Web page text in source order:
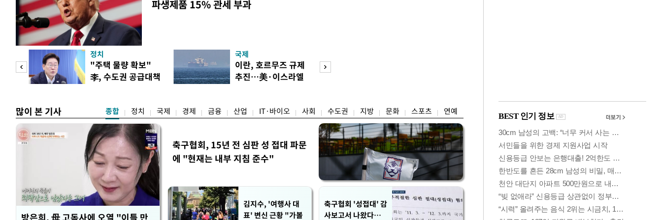
파생제품 15% 관세 부과
정치
"주택 물량 확보"
李, 수도권 공급대책
국제
이란, 호르무즈 규제
추진…美·이스라엘
많이 본 기사 종합 정치 국제 경제 금융 산업 IT·바이오 사회 수도권 지방 문화 스포츠 연예
방은희, 母 고독사에 오열 "이틀 만
축구협회, 15년 전 심판 성 접대 파문
에 "현재는 내부 지침 준수"
김지수, '여행사 대
표' 변신 근황 "가볼
축구협회 '성접대' 감
사보고서 나왔다…